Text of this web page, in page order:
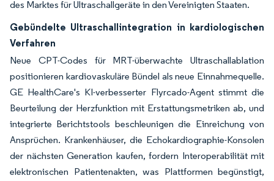
des Marktes für Ultraschallgeräte in den Vereinigten Staaten.
Gebündelte Ultraschallintegration in kardiologischen
Verfahren
Neue CPT-Codes für MRT-überwachte Ultraschallablation
positionieren kardiovaskuläre Bündel als neue Einnahmequelle.
GE HealthCare's KI-verbesserter Flyrcado-Agent stimmt die
Beurteilung der Herzfunktion mit Erstattungsmetriken ab, und
integrierte Berichtstools beschleunigen die Einreichung von
Ansprüchen. Krankenhäuser, die Echokardiographie-Konsolen
der nächsten Generation kaufen, fordern Interoperabilität mit
elektronischen Patientenakten, was Plattformen begünstigt,